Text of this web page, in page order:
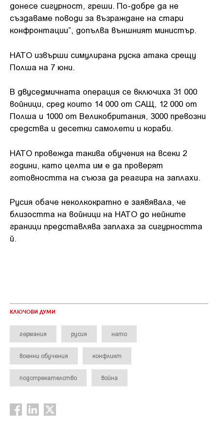
донесе сигурност, греши. По-добре да не
създаваме поводи за възраждане на стари
конфронтации”, допълва външният министър.
НАТО извърши симулирана руска атака срещу
Полша на 7 юни.
В двуседмичната операция се включиха 31 000
войници, сред които 14 000 от САЩ, 12 000 от
Полша и 1000 от Великобритания, 3000 превозни
средства и десетки самолети и кораби.
НАТО провежда такива обучения на всеки 2
години, като целта им е да проверят
готовността на съюза да реагира на заплахи.
Русия обаче неколкократно е заявявала, че
близостта на войници на НАТО до нейните
граници представлява заплаха за сигурността
й.
КЛЮЧОВИ ДУМИ
германия русия нато
военни обучения конфликт
подстрекателство война